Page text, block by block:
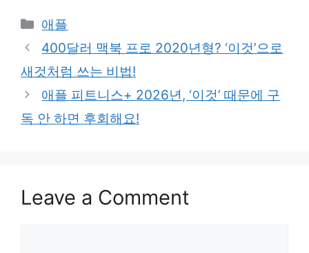
Categories
애플
400달러 맥북 프로 2020년형? ‘이것’으로
새것처럼 쓰는 비법!
애플 피트니스+ 2026년, ‘이것’ 때문에 구
독 안 하면 후회해요!
Leave a Comment